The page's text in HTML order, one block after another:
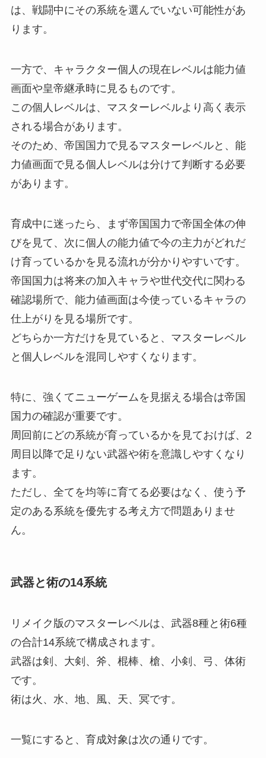
は、戦闘中にその系統を選んでいない可能性があ
ります。
一方で、キャラクター個人の現在レベルは能力値
画面や皇帝継承時に見るものです。
この個人レベルは、マスターレベルより高く表示
される場合があります。
そのため、帝国国力で見るマスターレベルと、能
力値画面で見る個人レベルは分けて判断する必要
があります。
育成中に迷ったら、まず帝国国力で帝国全体の伸
びを見て、次に個人の能力値で今の主力がどれだ
け育っているかを見る流れが分かりやすいです。
帝国国力は将来の加入キャラや世代交代に関わる
確認場所で、能力値画面は今使っているキャラの
仕上がりを見る場所です。
どちらか一方だけを見ていると、マスターレベル
と個人レベルを混同しやすくなります。
特に、強くてニューゲームを見据える場合は帝国
国力の確認が重要です。
周回前にどの系統が育っているかを見ておけば、2
周目以降で足りない武器や術を意識しやすくなり
ます。
ただし、全てを均等に育てる必要はなく、使う予
定のある系統を優先する考え方で問題ありませ
ん。
武器と術の14系統
リメイク版のマスターレベルは、武器8種と術6種
の合計14系統で構成されます。
武器は剣、大剣、斧、棍棒、槍、小剣、弓、体術
です。
術は火、水、地、風、天、冥です。
一覧にすると、育成対象は次の通りです。